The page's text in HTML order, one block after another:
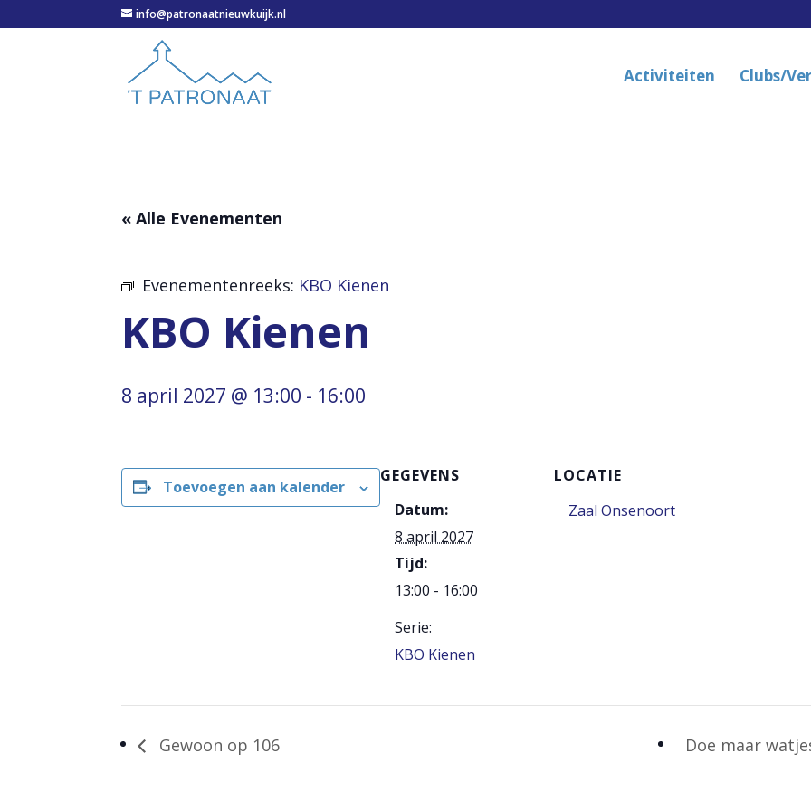
info@patronaatnieuwkuijk.nl
Activiteiten Clubs/
« Alle Evenementen
Evenementenreeks: KBO Kienen
KBO Kienen
8 april 2027 @ 13:00 - 16:00
Toevoegen aan kalender
GEGEVENS
Datum:
8 april 2027
Tijd:
13:00 - 16:00
Serie:
KBO Kienen
LOCATIE
Zaal Onsenoort
Gewoon op 106 Doe maar